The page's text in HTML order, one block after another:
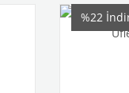
%22